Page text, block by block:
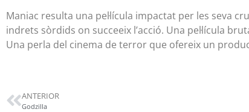
Maniac resulta una pel·lícula impactat per les seva
indrets sòrdids on succeeix l’acció. Una pel·lícula
Una perla del cinema de terror que ofereix un
ANTERIOR
Godzilla